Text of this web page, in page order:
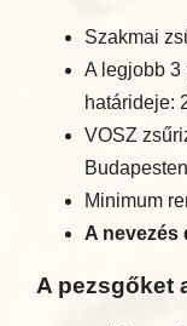
Szakmai
A legjobb 3
határideje:
VOSZ
Minimum
A nevezés
A pezsgőket